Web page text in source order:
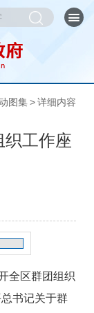
图集 > 详细内容
织工作座
全区群团组织
书记关于群